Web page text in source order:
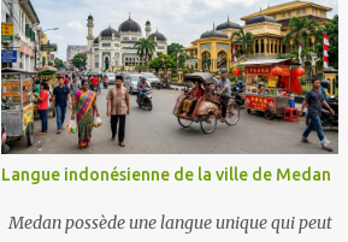
à des langues comme l’anglais, le français ou
l’espagnol. Ces langues sont perçues comme
des portes vers la vie moderne, les emplois
mondiaux et le respect. Exemples En Afrique
francophone, le français reste la langue du
gouvernement et des écoles, considéré
comme un signe de statut. Aux Philippines,
l’anglais est dominant dans les affaires et les
Langue indonésienne de la ville de Medan
Medan possède une langue unique qui peut